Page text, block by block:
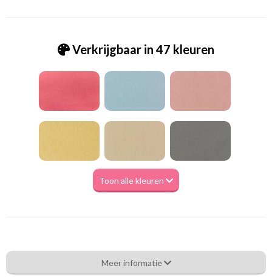
Verkrijgbaar in 47 kleuren
Toon alle kleuren
Pt_7238-668 Style - green tea
Eigenschappen gordijnstof
Meer informatie